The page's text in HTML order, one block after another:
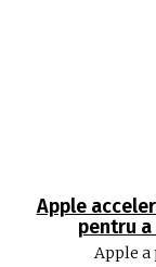
Apple
pentru
Apple a